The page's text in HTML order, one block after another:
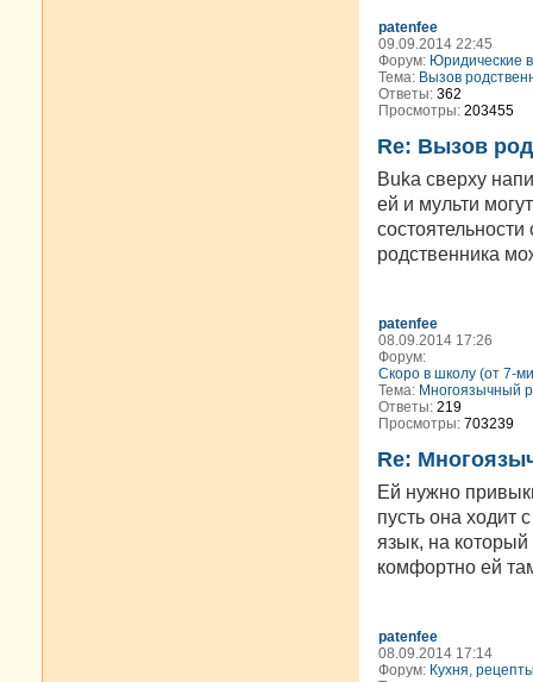
patenfee
09.09.2014 22:45
Форум: Юридические
Тема: Вызов
Ответы: 362
Просмотры: 203455
Re: Вызов
Buka сверху
ей и мульти
родственника
patenfee
08.09.2014 17:26
Форум:
Скоро в школу (от 7-
Тема: Многоязычный
Ответы: 219
Просмотры: 703239
Re:
Ей нужно
пусть она ходит
язык, на
комфортно ей
patenfee
08.09.2014 17:14
Форум: Кухня,